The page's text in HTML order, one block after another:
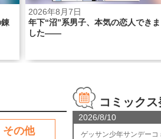
2026年8月7日
年下“沼”系男子、本気の恋人できま
した――
その他
コミック
2026/8/10
ゲッサン少年サンデーコ